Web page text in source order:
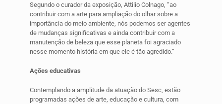
Segundo o curador da exposição, Attilio Colnago, “ao
contribuir com a arte para ampliação do olhar sobre a
importância do meio ambiente, nós podemos ser agentes
de mudanças significativas e ainda contribuir com a
manutenção de beleza que esse planeta foi agraciado
nesse momento história em que ele é tão agredido.”
Ações educativas
Contemplando a amplitude da atuação do Sesc, estão
programadas ações de arte, educação e cultura, com